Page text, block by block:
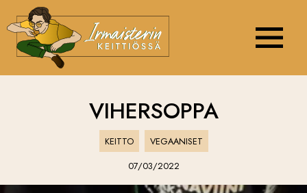
VIHERSOPPA
KEITTO
VEGAANISET
07/03/2022